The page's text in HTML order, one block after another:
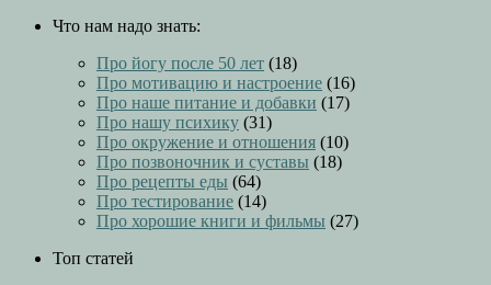
Что нам надо знать:
Про йогу после 50 лет (18)
Про мотивацию и настроение (16)
Про наше питание и добавки (17)
Про нашу психику (31)
Про окружение и отношения (10)
Про позвоночник и суставы (18)
Про рецепты еды (64)
Про тестирование (14)
Про хорошие книги и фильмы (27)
Топ статей